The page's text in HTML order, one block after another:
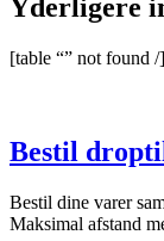
Yderligere
[table “” not found /]
Bestil
Bestil dine varer
Maksimal afstand